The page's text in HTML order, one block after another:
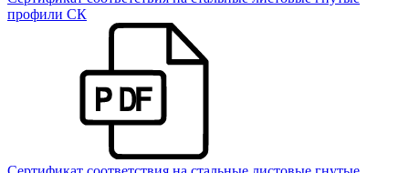
профили СК